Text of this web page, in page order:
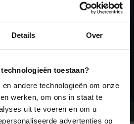
Details Over
toestaan?
andere technologieën om onze
werken, om ons in staat te
uit te voeren en om u
advertenties op
Inschrijven
Bel 09-234 13 11